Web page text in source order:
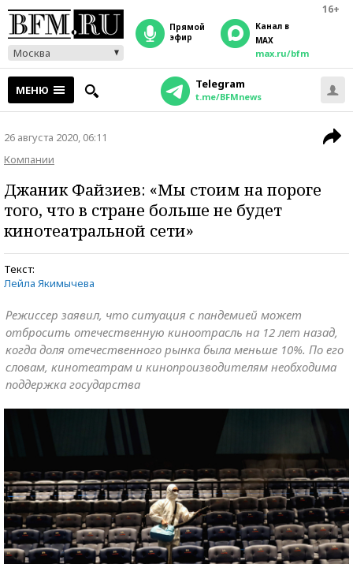
16+
Москва
прямой
эфир
Канал в
MAX
max.ru/bfm
МЕНЮ Telegram
t.me/BFMnews
26 августа 2020, 06:11
Компании
Джаник Файзиев: «Мы стоим на пороге
того, что в стране больше не будет
кинотеатральной сети»
Текст:
Лейла Якимычева
Режиссер заявил, что ситуация с пандемией может
отбросить отечественную киноотрасль на 12 лет назад,
когда доля отечественного рынка была меньше 10%. По его
словам, кинотеатрам и кинопроизводителям необходима
поддержка государства